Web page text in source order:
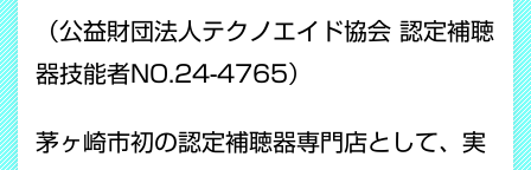
（公益財団法人テクノエイド協会 認定補聴
器技能者NO.24-4765）
茅ヶ崎市初の認定補聴器専門店として、実